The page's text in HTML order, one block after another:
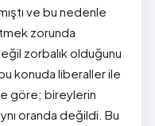
ve bu nedenle
zorunda
zorbalık olduğunu
konuda liberaller ile
göre; bireylerin
oranda değildi. Bu